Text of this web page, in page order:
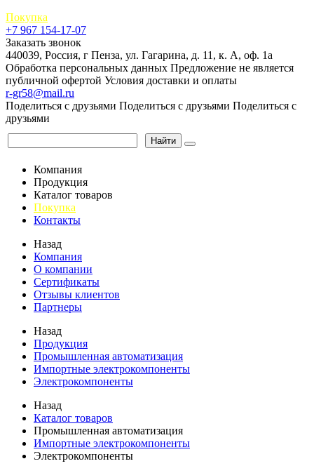
Покупка
+7 967 154-17-07
Заказать звонок
440039, Россия, г Пенза, ул. Гагарина, д. 11, к. А, оф. 1а
Обработка персональных данных Предложение не является
публичной офертой Условия доставки и оплаты
r-gr58@mail.ru
Поделиться с друзьями Поделиться с друзьями Поделиться с
друзьями
Найти
Компания
Продукция
Каталог товаров
Покупка
Контакты
Назад
Компания
О компании
Сертификаты
Отзывы клиентов
Партнеры
Назад
Продукция
Промышленная автоматизация
Импортные электрокомпоненты
Электрокомпоненты
Назад
Каталог товаров
Промышленная автоматизация
Импортные электрокомпоненты
Электрокомпоненты